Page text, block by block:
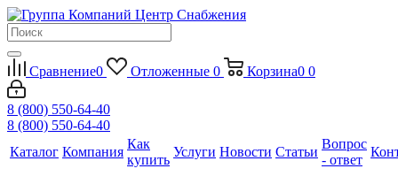
Сравнение0 Отложенные 0 Корзина0 0
8 (800) 550-64-40
8 (800) 550-64-40
Каталог Компания
Как
купить
Услуги Новости Статьи
Вопрос
- ответ